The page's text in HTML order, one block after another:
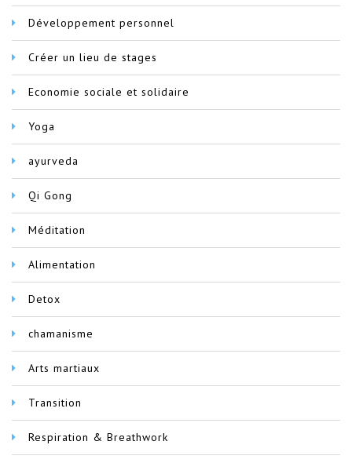
Développement personnel
Créer un lieu de stages
Economie sociale et solidaire
Yoga
ayurveda
Qi Gong
Méditation
Alimentation
Detox
chamanisme
Arts martiaux
Transition
Respiration & Breathwork